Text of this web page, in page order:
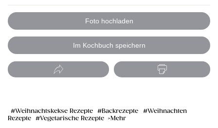
Foto hochladen
Im Kochbuch speichern
Weihnachtskekse Rezepte Backrezepte
Weihnachten
Rezepte
Vegetarische Rezepte Mehr